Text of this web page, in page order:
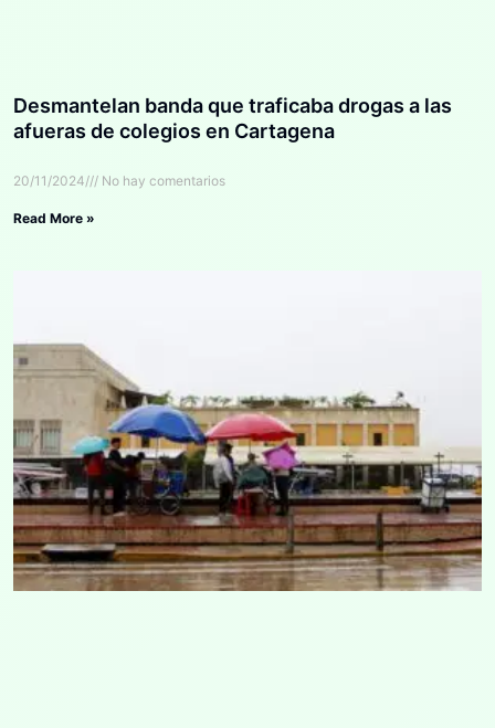
Desmantelan banda que traficaba drogas a las
afueras de colegios en Cartagena
20/11/2024 No hay comentarios
Read More »